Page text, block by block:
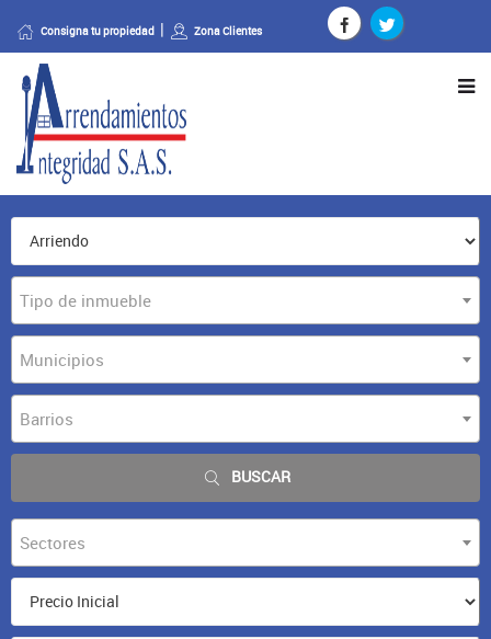
Consigna tu propiedad Zona Clientes
Tipo de inmueble
Municipios
Barrios
BUSCAR
Sectores